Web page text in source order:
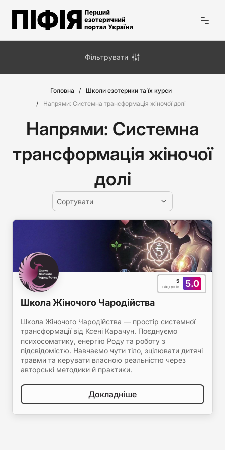
Головна
Школи езотерики та їх курси
Напрями: Системна трансформація жіночої долі
Напрями: Системна
трансформація жіночої
долі
Сортувати
5.0
5
відгуків
Школа Жіночого Чародійства
Школа Жіночого Чародійства — простір системної
трансформації від Ксені Карачун. Поєднуємо
психосоматику, енергію Роду та роботу з
підсвідомістю. Навчаємо чути тіло, зцілювати дитячі
травми та керувати власною реальністю через
авторські методики й практики.
Докладніше
Фільтрувати